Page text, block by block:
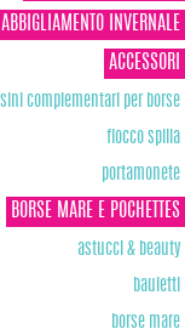
ABBIGLIAMENTO INVERNALE
ACCESSORI
complementari per borse
fiocco spilla
portamonete
BORSE MARE E POCHETTES
astucci & beauty
bauletti
borse mare